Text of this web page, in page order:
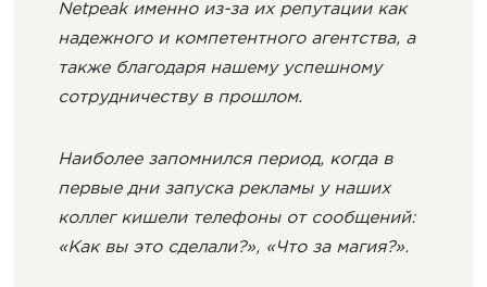
Netpeak именно из-за их репутации как
надежного и компетентного агентства, а
также благодаря нашему успешному
сотрудничеству в прошлом.
Наиболее запомнился период, когда в
первые дни запуска рекламы у наших
коллег кишели телефоны от сообщений:
«Как вы это сделали?», «Что за магия?».